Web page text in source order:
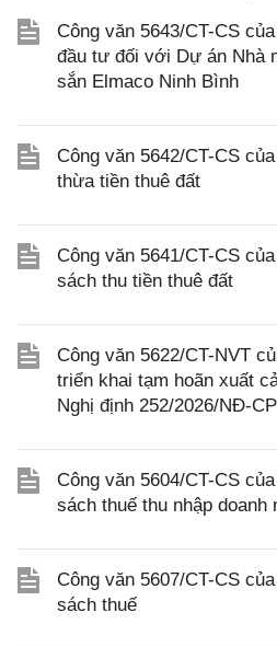
Công văn 5643/CT-CS
đầu tư đối với Dự án Nhà
sắn Elmaco Ninh Bình
Công văn 5642/CT-CS
thừa tiền thuê đất
Công văn 5641/CT-CS
sách thu tiền thuê đất
Công văn 5622/CT-NVT
triển khai tạm hoãn xuất
Nghị định 252/2026/NĐ-CP
Công văn 5604/CT-CS
sách thuế thu nhập doanh
Công văn 5607/CT-CS
sách thuế